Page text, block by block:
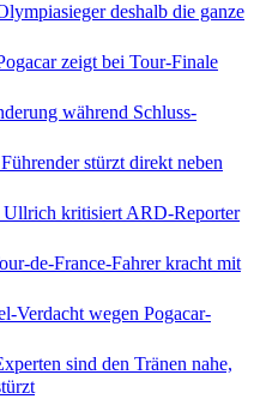
deshalb die ganze
zeigt bei Tour-Finale
während Schluss-
Führender stürzt direkt neben
Ullrich kritisiert ARD-Reporter
de-France-Fahrer kracht mit
Verdacht wegen Pogacar-
sind den Tränen nahe,